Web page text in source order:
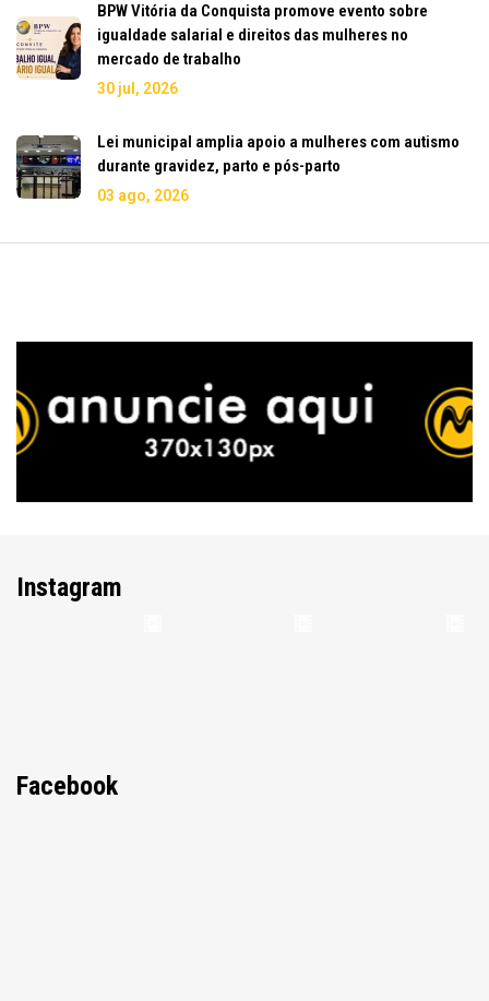
BPW Vitória da Conquista promove evento sobre
igualdade salarial e direitos das mulheres no
mercado de trabalho
30 jul, 2026
Lei municipal amplia apoio a mulheres com autismo
durante gravidez, parto e pós-parto
03 ago, 2026
Instagram
Facebook